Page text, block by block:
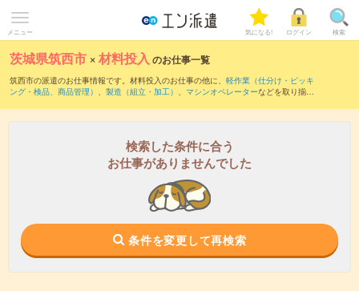
メニュー 気になる! ログイン 検索
茨城県筑西市 ×材料投入 のお仕事一覧
筑西市の派遣のお仕事情報です。材料投入のお仕事の他に、 軽作業（仕分け・ピッキ
ング・検品、商品管理） 、 製造（組立・加工） 、 マシンオペレーターなどを取り揃え
検索した条件に合う
お仕事がありませんでした
条件を変更して再検索